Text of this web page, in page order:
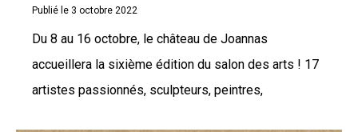
Publié le 3 octobre 2022
Du 8 au 16 octobre, le château de Joannas
accueillera la sixième édition du salon des arts ! 17
artistes passionnés, sculpteurs, peintres,